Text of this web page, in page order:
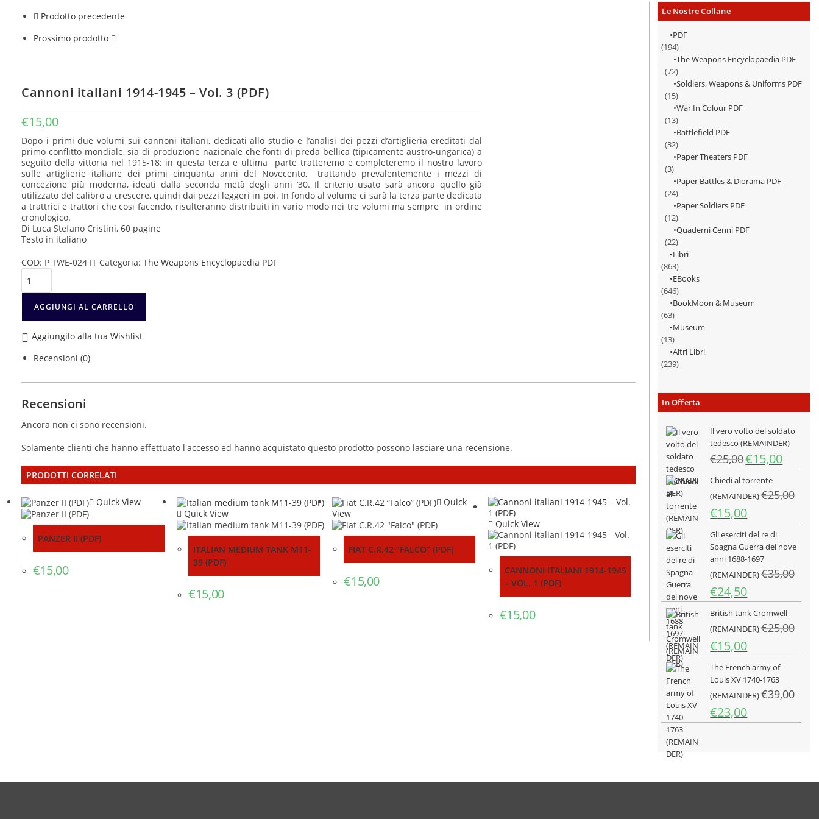
quantità
Le Nostre Collane
PDF
(194)
The Weapons Encyclopaedia PDF
(72)
Soldiers, Weapons & Uniforms PDF
(15)
War In Colour PDF
(13)
Battlefield PDF
(32)
Paper Theaters PDF
(3)
Paper Battles & Diorama PDF
(24)
Paper Soldiers PDF
(12)
Quaderni Cenni PDF
(22)
Libri
(863)
EBooks
(646)
BookMoon & Museum
(63)
Museum
(13)
Altri Libri
(239)
In Offerta
Il vero volto del soldato
tedesco (REMAINDER)
€25,00Il
prezzo
originale
era:
€25,00.
€15,00Il
prezzo
è:
Chiedi al torrente
(REMAINDER)€25,00
Il
prezzo
originale
era:
€25,00.
€15,00Il
prezzo
attuale
è:
€15,00.
Gli eserciti del re di
Spagna Guerra dei nove
anni 1688-1697
(REMAINDER)€35,00
Il
prezzo
originale
era:
€35,00.
€24,50Il
prezzo
attuale
è:
€24,50.
British tank Cromwell
(REMAINDER)€25,00
Il
prezzo
originale
era:
€25,00.
€15,00Il
prezzo
attuale
è:
€15,00.
The French army of
Louis XV 1740-1763
(REMAINDER)€39,00
Il
prezzo
€23,00Il
prezzo
Prodotto precedente
Prossimo prodotto
Cannoni italiani 1914-1945 – Vol. 3 (PDF)
€15,00
Dopo i primi due volumi sui cannoni italiani, dedicati allo studio e l’analisi dei pezzi d’artiglieria ereditati dal
primo conflitto mondiale, sia di produzione nazionale che fonti di preda bellica (tipicamente austro-ungarica) a
seguito della vittoria nel 1915-18; in questa terza e ultima parte tratteremo e completeremo il nostro lavoro
sulle artiglierie italiane dei primi cinquanta anni del Novecento, trattando prevalentemente i mezzi di
concezione più moderna, ideati dalla seconda metà degli anni ‘30. Il criterio usato sarà ancora quello già
utilizzato del calibro a crescere, quindi dai pezzi leggeri in poi. In fondo al volume ci sarà la terza parte dedicata
a trattrici e trattori che cosi facendo, risulteranno distribuiti in vario modo nei tre volumi ma sempre in ordine
cronologico.
Di Luca Stefano Cristini, 60 pagine
Testo in italiano
COD: P TWE-024 IT Categoria: The Weapons Encyclopaedia PDF
Cannoni
italiani
1914-
1945
3
quantità
AGGIUNGI AL CARRELLO
Aggiungilo alla tua Wishlist
Recensioni (0)
Recensioni
Ancora non ci sono recensioni.
Solamente clienti che hanno effettuato l'accesso ed hanno acquistato questo prodotto possono lasciare una recensione.
PRODOTTI CORRELATI
Quick View
PANZER II (PDF)
€15,00
Quick View
ITALIAN MEDIUM TANK M11-
39 (PDF)
€15,00
Quick
View
FIAT C.R.42 “FALCO” (PDF)
€15,00
Quick View
CANNONI ITALIANI 1914-1945
– VOL. 1 (PDF)
€15,00